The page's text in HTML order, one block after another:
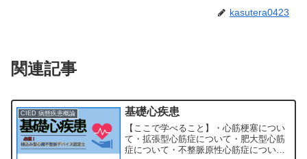
kasutera0423
関連記事
CIED 病態疾患概論 基礎心疾患
【ここで学べること】・心筋梗塞につい
て・拡張型心筋症について・肥大型心筋
症について・不整脈原性心筋症について